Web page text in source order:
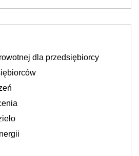
dla przedsiębiorcy